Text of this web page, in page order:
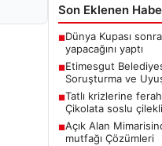
Son Eklenen
■Dünya Kupası
yapacağını yaptı
■Etimesgut
Soruşturma ve
■Tatlı krizlerine
Çikolata soslu
■Açık Alan
mutfağı Çözümleri